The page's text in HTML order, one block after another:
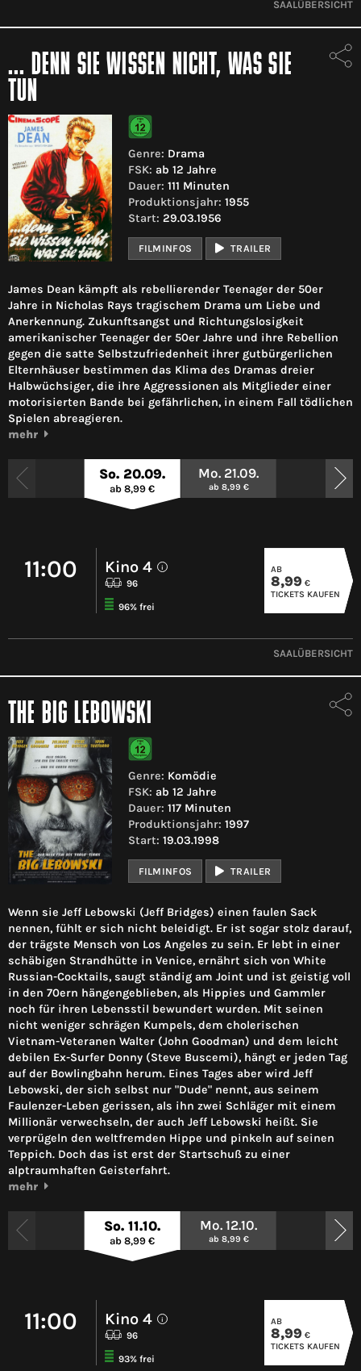
SAALÜBERSICHT
... DENN SIE WISSEN NICHT, WAS SIE
TUN
Genre: Drama
FSK: ab 12 Jahre
Dauer: 111 Minuten
Produktionsjahr: 1955
Start: 29.03.1956
FILMINFOS TRAILER
James Dean kämpft als rebellierender Teenager der 50er
Jahre in Nicholas Rays tragischem Drama um Liebe und
Anerkennung. Zukunftsangst und Richtungslosigkeit
amerikanischer Teenager der 50er Jahre und ihre Rebellion
gegen die satte Selbstzufriedenheit ihrer gutbürgerlichen
Elternhäuser bestimmen das Klima des Dramas dreier
Halbwüchsiger, die ihre Aggressionen als Mitglieder einer
motorisierten Bande bei gefährlichen, in einem Fall tödlichen
Spielen abreagieren.
mehr
So. 20.09.
ab 8,99 €
Mo. 21.09.
ab 8,99 €
11:00 Kino 4 i
96
96% frei
AB
8,99 €
TICKETS KAUFEN
SAALÜBERSICHT
THE BIG LEBOWSKI
Genre: Komödie
FSK: ab 12 Jahre
Dauer: 117 Minuten
Produktionsjahr: 1997
Start: 19.03.1998
FILMINFOS TRAILER
Wenn sie Jeff Lebowski (Jeff Bridges) einen faulen Sack
nennen, fühlt er sich nicht beleidigt. Er ist sogar stolz darauf,
der trägste Mensch von Los Angeles zu sein. Er lebt in einer
schäbigen Strandhütte in Venice, ernährt sich von White
Russian-Cocktails, saugt ständig am Joint und ist geistig voll
in den 70ern hängengeblieben, als Hippies und Gammler
noch für ihren Lebensstil bewundert wurden. Mit seinen
nicht weniger schrägen Kumpels, dem cholerischen
Vietnam-Veteranen Walter (John Goodman) und dem leicht
debilen Ex-Surfer Donny (Steve Buscemi), hängt er jeden Tag
auf der Bowlingbahn herum. Eines Tages aber wird Jeff
Lebowski, der sich selbst nur "Dude" nennt, aus seinem
Faulenzer-Leben gerissen, als ihn zwei Schläger mit einem
Millionär verwechseln, der auch Jeff Lebowski heißt. Sie
verprügeln den weltfremden Hippe und pinkeln auf seinen
Teppich. Doch das ist erst der Startschuß zu einer
alptraumhaften Geisterfahrt.
mehr
So. 11.10.
ab 8,99 €
Mo. 12.10.
ab 8,99 €
11:00 Kino 4 i
96
93% frei
AB
8,99 €
TICKETS KAUFEN